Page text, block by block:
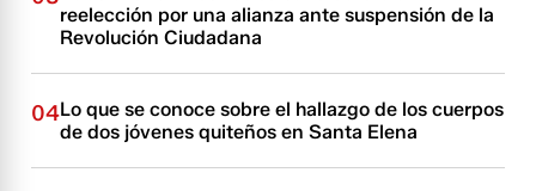
reelección por una alianza ante suspensión de la
Revolución Ciudadana
04Lo que se conoce sobre el hallazgo de los cuerpos
de dos jóvenes quiteños en Santa Elena